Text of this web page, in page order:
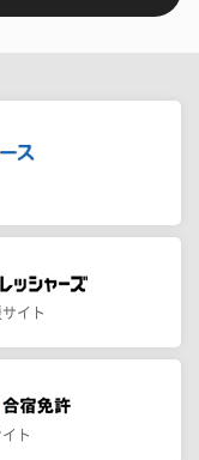
イト
ト